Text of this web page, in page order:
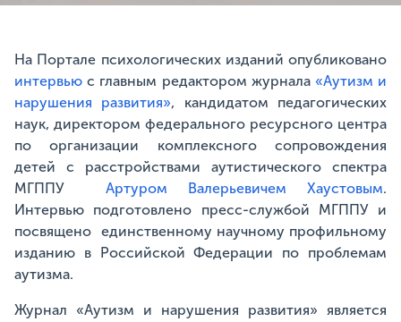
На Портале психологических изданий опубликовано
интервьюс главным редактором журнала «Аутизм и
нарушения развития», кандидатом педагогических
наук, директором федерального ресурсного центра
по организации комплексного сопровождения
детей с расстройствами аутистического спектра
МГППУ Артуром Валерьевичем Хаустовым.
Интервью подготовлено пресс-службой МГППУ и
посвящено единственному научному профильному
изданию в Российской Федерации по проблемам
аутизма.
Журнал «Аутизм и нарушения развития» является